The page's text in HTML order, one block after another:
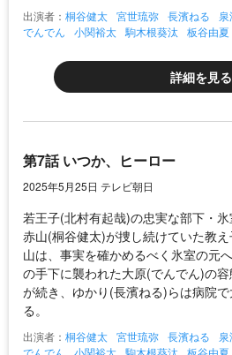
出演者： 桐谷健太 宮世琉弥 長濱ねる
でんでん
小関裕太 駒木根葵汰 板谷由夏
詳細を見る
第7話 いつか、ヒーロー
2025年5月25日 テレビ朝日
若王子(北村有起哉)の忠実な部下・氷
赤山(桐谷健太)が捜し続けていた教
山は、事実を確かめるべく氷室の元
の手下に襲われた大原(でんでん)の
が続き、ゆかり(長濱ねる)らは病院
る。
出演者： 桐谷健太 宮世琉弥 長濱ねる